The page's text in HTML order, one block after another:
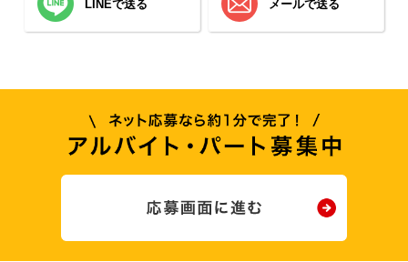
LINEで送る メールで送る